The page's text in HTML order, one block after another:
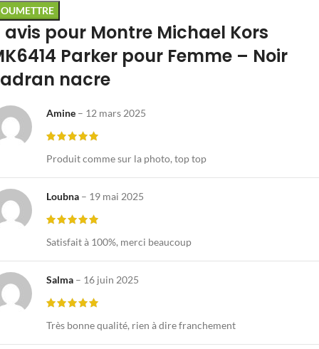
avis pour Montre Michael Kors
Parker pour Femme – Noir
nacre
Amine – 12 mars 2025
Produit comme sur la photo, top top
Loubna – 19 mai 2025
Satisfait à 100%, merci beaucoup
Salma – 16 juin 2025
Très bonne qualité, rien à dire franchement